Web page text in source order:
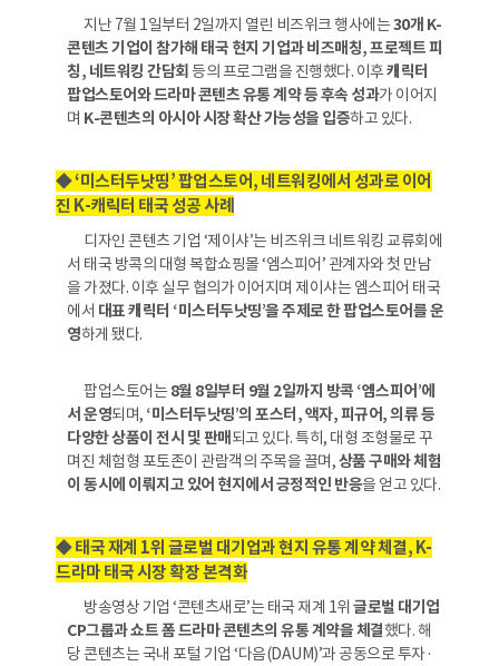
지난 7월 1일부터 2일까지 열린 비즈위크 행사에는30개 K-
콘텐츠 기업이 참가해 태국 현지 기업과 비즈매칭, 프로젝트 피
칭, 네트워킹 간담회 등의 프로그램을 진행했다. 이후캐릭터
팝업스토어와 드라마 콘텐츠 유통 계약 등 후속 성과가 이어지
며 K-콘텐츠의 아시아 시장 확산 가능성을 입증하고 있다.
◆ ‘미스터두낫띵’ 팝업스토어, 네트워킹에서 성과로 이어
진 K-캐릭터 태국 성공 사례
디자인 콘텐츠 기업 ‘제이샤’는 비즈위크 네트워킹 교류회에
서 태국 방콕의 대형 복합쇼핑몰 ‘엠스피어’ 관계자와 첫 만남
을 가졌다. 이후 실무 협의가 이어지며 제이샤는 엠스피어 태국
에서 대표 캐릭터 ‘미스터두낫띵’을 주제로 한 팝업스토어를 운
영하게 됐다.
팝업스토어는 8월 8일부터 9월 2일까지 방콕 ‘엠스피어’에
서 운영되며, ‘미스터두낫띵’의 포스터, 액자, 피규어, 의류 등
다양한 상품이 전시 및 판매되고 있다. 특히, 대형 조형물로 꾸
며진 체험형 포토존이 관람객의 주목을 끌며,상품 구매와 체험
이 동시에 이뤄지고 있어 현지에서 긍정적인 반응을 얻고 있다.
◆ 태국 재계 1위 글로벌 대기업과 현지 유통 계약 체결, K-
드라마 태국 시장 확장 본격화
방송영상 기업 ‘콘텐츠새로’는 태국 재계 1위 글로벌 대기업
CP그룹과 쇼트 폼 드라마 콘텐츠의 유통 계약을 체결했다. 해
당 콘텐츠는 국내 포털 기업 ‘다음(DAUM)’과 공동으로 투자·